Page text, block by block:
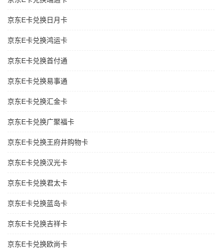
京东E卡兑换日月卡
京东E卡兑换鸿运卡
京东E卡兑换首付通
京东E卡兑换易事通
京东E卡兑换汇金卡
京东E卡兑换广聚福卡
京东E卡兑换王府井购物卡
京东E卡兑换汉光卡
京东E卡兑换君太卡
京东E卡兑换蓝岛卡
京东E卡兑换吉祥卡
京东E卡兑换欧尚卡